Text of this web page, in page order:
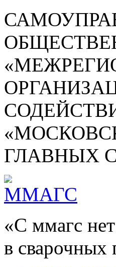
ГЛАВНЫХ
«С ммагс
в сварочных